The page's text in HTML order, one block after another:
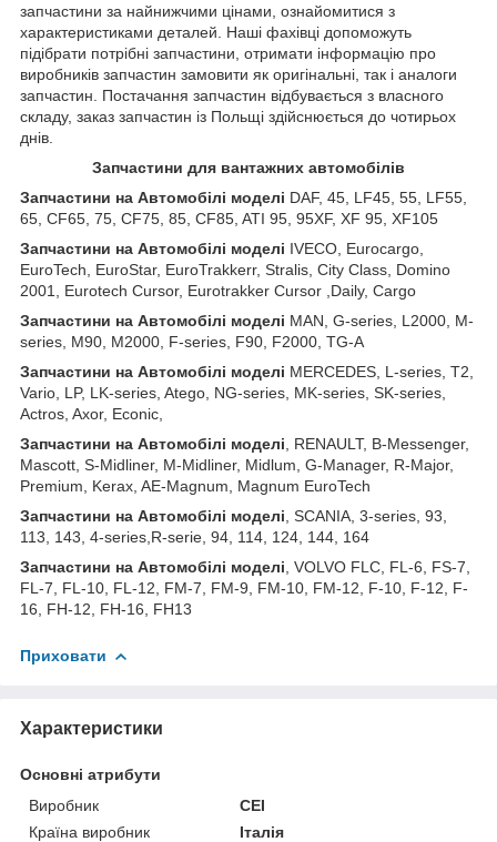
запчастини за найнижчими цінами, ознайомитися з
характеристиками деталей. Наші фахівці допоможуть
підібрати потрібні запчастини, отримати інформацію про
виробників запчастин замовити як оригінальні, так і аналоги
запчастин. Постачання запчастин відбувається з власного
складу, заказ запчастин із Польщі здійснюється до чотирьох
днів.
Запчастини для вантажних автомобілів
Запчастини на Автомобілі моделі DAF, 45, LF45, 55, LF55,
65, CF65, 75, CF75, 85, CF85, ATI 95, 95XF, XF 95, XF105
Запчастини на Автомобілі моделі IVECO, Eurocargo,
EuroTech, EuroStar, EuroTrakkerr, Stralis, City Class, Domino
2001, Eurotech Cursor, Eurotrakker Cursor ,Daily, Cargo
Запчастини на Автомобілі моделі MAN, G-series, L2000, M-
series, M90, M2000, F-series, F90, F2000, TG-A
Запчастини на Автомобілі моделі MERCEDES, L-series, T2,
Vario, LP, LK-series, Atego, NG-series, MK-series, SK-series,
Actros, Axor, Econic,
Запчастини на Автомобілі моделі , RENAULT, B-Messenger,
Mascott, S-Midliner, M-Midliner, Midlum, G-Manager, R-Major,
Premium, Kerax, AE-Magnum, Magnum EuroTech
Запчастини на Автомобілі моделі , SCANIA, 3-series, 93,
113, 143, 4-series,R-serie, 94, 114, 124, 144, 164
Запчастини на Автомобілі моделі , VOLVO FLC, FL-6, FS-7,
FL-7, FL-10, FL-12, FM-7, FM-9, FM-10, FM-12, F-10, F-12, F-
16, FH-12, FH-16, FH13
Приховати
Характеристики
Основні атрибути
Виробник
CEI
Країна виробник
Італія